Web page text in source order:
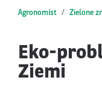
Agronomist Zielone
Eko-
Ziemi